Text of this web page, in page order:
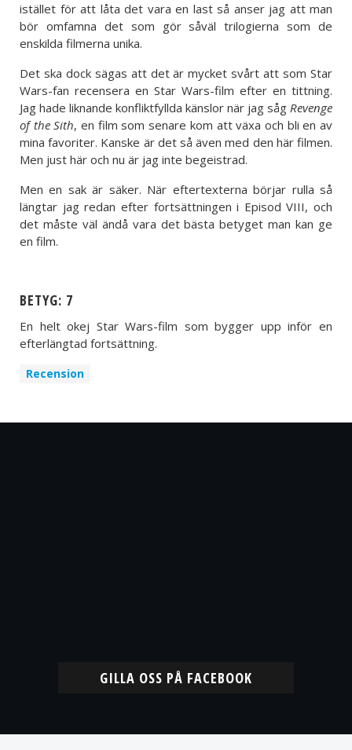
istället för att låta det vara en last så anser jag att man
bör omfamna det som gör såväl trilogierna som de
enskilda filmerna unika.
Det ska dock sägas att det är mycket svårt att som Star
Wars-fan recensera en Star Wars-film efter en tittning.
Jag hade liknande konfliktfyllda känslor när jag såg Revenge
of the Sith, en film som senare kom att växa och bli en av
mina favoriter. Kanske är det så även med den här filmen.
Men just här och nu är jag inte begeistrad.
Men en sak är säker. När eftertexterna börjar rulla så
längtar jag redan efter fortsättningen i Episod VIII, och
det måste väl ändå vara det bästa betyget man kan ge
en film.
BETYG: 7
En helt okej Star Wars-film som bygger upp inför en
efterlängtad fortsättning.
Recension
GILLA OSS PÅ FACEBOOK